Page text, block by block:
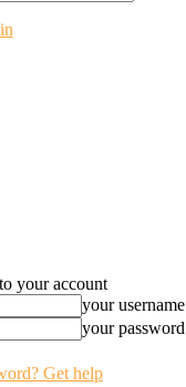
your account
your username
your password
Get help